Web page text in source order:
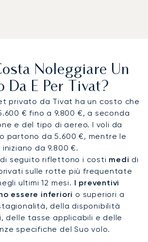
voli per l'aeroporto di Tivat
A bordo, potrai godere di posti
una ristorazione gourmet e una
clienti scelgono questa rotta
yacht, raggiungendo Porto
cinque minuti dopo
di esperienza, LunaJets è stato
di jet privati a ottenere la
a testimonianza del nostro
l'integrità e la
ci assicuriamo gli slot di
estivi di punta, le regate di
eventi nautici, garantendo un
quando i porti turistici e le
Noleggiare Un
Da E Per Tivat?
privato da Tivat ha un costo che
€ fino a 9.800 €, a seconda
e del tipo di aereo. I voli da
partono da 5.600 €, mentre le
da 9.800 €.
seguito riflettono i costi medi di
sulle rotte più frequentate
ultimi 12 mesi. I preventivi
essere inferiori o superiori a
della disponibilità
delle tasse applicabili e delle
specifiche del Suo volo.